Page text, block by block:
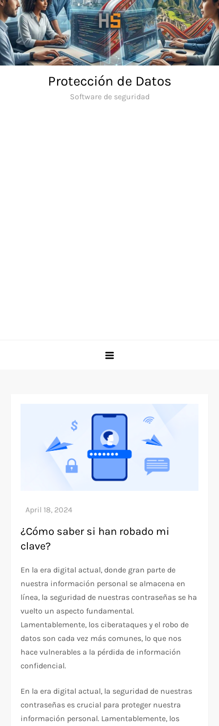
Skip
to
content
Protección de Datos
Software de seguridad
¿Cómo saber si han robado mi
clave?
En la era digital actual, donde gran parte de
nuestra información personal se almacena en
línea, la seguridad de nuestras contraseñas se ha
vuelto un aspecto fundamental.
Lamentablemente, los ciberataques y el robo de
datos son cada vez más comunes, lo que nos
hace vulnerables a la pérdida de información
confidencial.
En la era digital actual, la seguridad de nuestras
contraseñas es crucial para proteger nuestra
información personal. Lamentablemente, los